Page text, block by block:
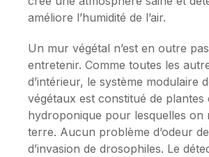
améliore l’humidité de l’air.
Un mur végétal n’est en outre
entretenir. Comme toutes les
d’intérieur, le système modulaire
végétaux est constitué de plantes
hydroponique pour lesquelles on
terre. Aucun problème d’odeur
d’invasion de drosophiles. Le